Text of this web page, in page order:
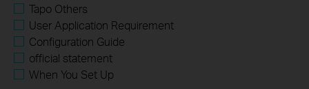
Tapo Others
User Application Requirement
Configuration Guide
official statement
When You Set Up